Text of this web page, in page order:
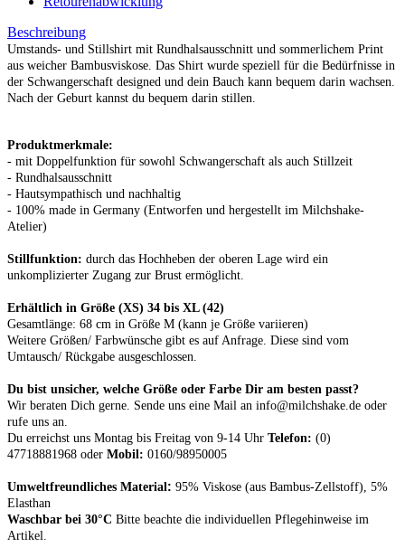
Beschreibung
Umstands- und Stillshirt mit Rundhalsausschnitt und sommerlichem Print
aus weicher Bambusviskose. Das Shirt wurde speziell für die Bedürfnisse in
der Schwangerschaft designed und dein Bauch kann bequem darin wachsen.
Nach der Geburt kannst du bequem darin stillen.
Produktmerkmale:
- mit Doppelfunktion für sowohl Schwangerschaft als auch Stillzeit
- Rundhalsausschnitt
- Hautsympathisch und nachhaltig
- 100% made in Germany (Entworfen und hergestellt im Milchshake-
Atelier)
Stillfunktion: durch das Hochheben der oberen Lage wird ein
unkomplizierter Zugang zur Brust ermöglicht.
Erhältlich in Größe (XS) 34 bis XL (42)
Gesamtlänge: 68 cm in Größe M (kann je Größe variieren)
Weitere Größen/ Farbwünsche gibt es auf Anfrage. Diese sind vom
Umtausch/ Rückgabe ausgeschlossen.
Du bist unsicher, welche Größe oder Farbe Dir am besten passt?
Wir beraten Dich gerne. Sende uns eine Mail an info@milchshake.de oder
rufe uns an.
Du erreichst uns Montag bis Freitag von 9-14 Uhr Telefon: (0)
47718881968 oder Mobil: 0160/98950005
Umweltfreundliches Material : 95% Viskose (aus Bambus-Zellstoff), 5%
Elasthan
Waschbar bei 30°C Bitte beachte die individuellen Pflegehinweise im
Artikel.